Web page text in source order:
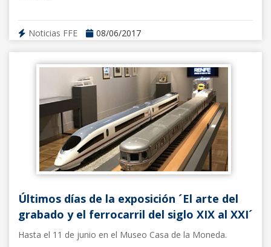
Noticias FFE 08/06/2017
Últimos días de la exposición ´El arte del
grabado y el ferrocarril del siglo XIX al XXI´
Hasta el 11 de junio en el Museo Casa de la Moneda.